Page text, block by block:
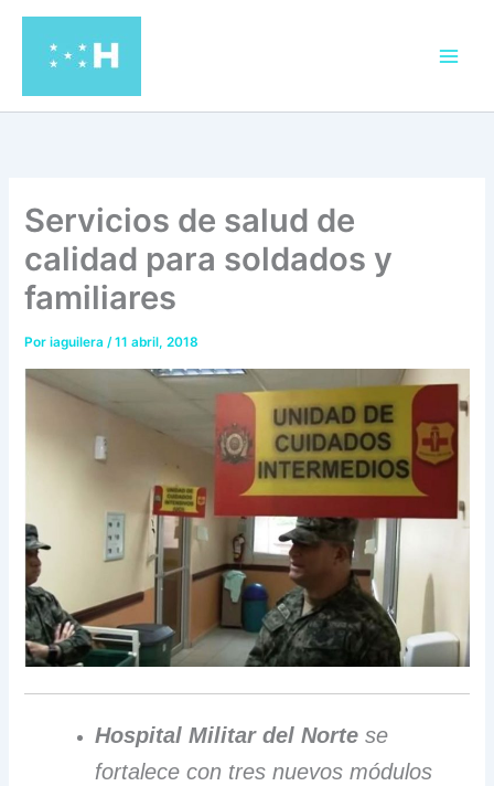
contenido
Servicios de salud de
calidad para soldados y
familiares
Poriaguilera/11 abril, 2018
Hospital Militar del Norte se
fortalece con tres nuevos módulos